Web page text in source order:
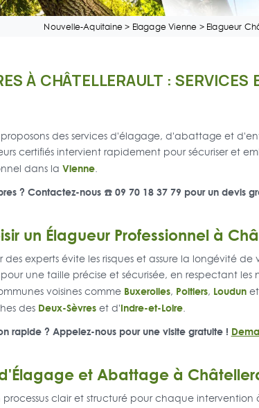
Nouvelle-Aquitaine> Elagage Vienne > Elagueur
À CHÂTELLERAULT : SERVICES
des services d'élagage, d'abattage et
certifiés intervient rapidement pour sécuriser et
dans la Vienne.
? Contactez-nous ☎️ 09 70 18 37 79 pour un devis
un Élagueur Professionnel à
experts évite les risques et assure la longévité de
une taille précise et sécurisée, en respectant les
voisines comme Buxerolles, Poitiers, Loudunet
des Deux-Sèvreset d'Indre-et-Loire.
rapide ? Appelez-nous pour une visite gratuite !
et Abattage à
clair et structuré pour chaque intervention